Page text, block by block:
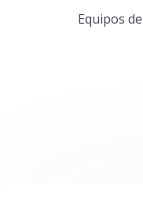
Equipos